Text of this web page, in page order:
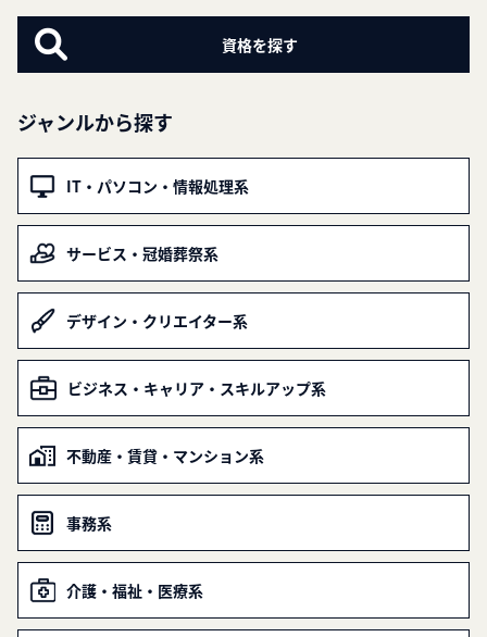
ジャンルから探す
IT・パソコン・情報処理系
サービス・冠婚葬祭系
デザイン・クリエイター系
ビジネス・キャリア・スキルアップ系
不動産・賃貸・マンション系
事務系
介護・福祉・医療系